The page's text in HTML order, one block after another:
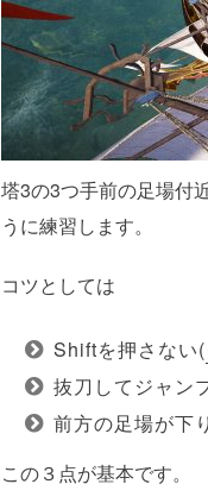
塔3の3つ手前の足場付
うに練習します。
コツとしては
Shiftを押さない(
抜刀してジャン
前方の足場が下
この３点が基本です。